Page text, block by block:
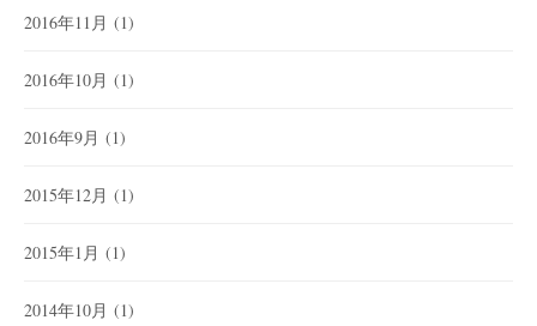
2016年11月 (1)
2016年10月 (1)
2016年9月 (1)
2015年12月 (1)
2015年1月 (1)
2014年10月 (1)